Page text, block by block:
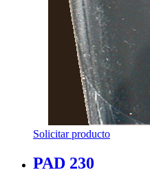
Solicitar producto
PAD 230